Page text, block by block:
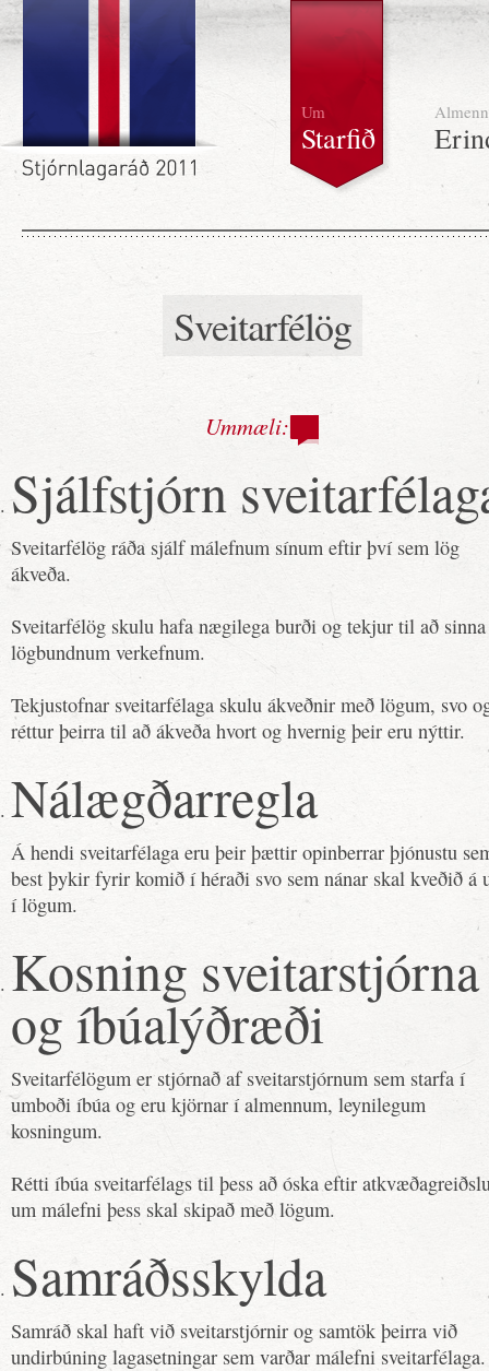
Um
Starfið
Almenn
Sveitarfélög
Ummæli:
Sjálfstjórn
Sveitarfélög ráða sjálf málefnum sínum eftir því sem lög
ákveða.
Sveitarfélög skulu hafa nægilega burði og tekjur til að sinna
lögbundnum verkefnum.
Tekjustofnar sveitarfélaga skulu ákveðnir með lögum, svo
réttur þeirra til að ákveða hvort og hvernig þeir eru nýttir.
Nálægðarregla
Á hendi sveitarfélaga eru þeir þættir opinberrar þjónustu
best þykir fyrir komið í héraði svo sem nánar skal kveðið á
í lögum.
Kosning sveitarstjórna
og íbúalýðræði
Sveitarfélögum er stjórnað af sveitarstjórnum sem starfa í
umboði íbúa og eru kjörnar í almennum, leynilegum
kosningum.
Rétti íbúa sveitarfélags til þess að óska eftir
um málefni þess skal skipað með lögum.
Samráðsskylda
Samráð skal haft við sveitarstjórnir og samtök þeirra við
undirbúning lagasetningar sem varðar málefni sveitarfélaga.